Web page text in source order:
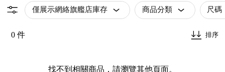
僅展示網絡旗艦店庫存 商品分類 尺碼
0 件 排序
找不到相關商品，請瀏覽其他頁面。